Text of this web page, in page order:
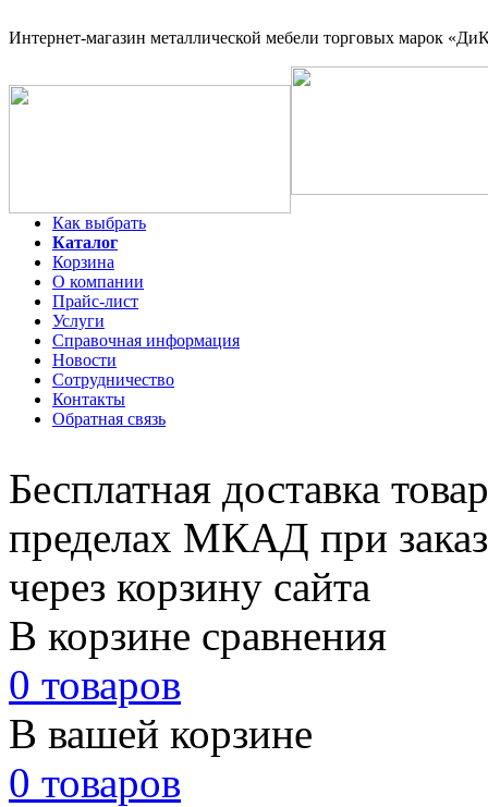
Интернет-магазин металлической мебели торговых марок
Как выбрать
Каталог
Корзина
О компании
Прайс-лист
Услуги
Справочная информация
Новости
Сотрудничество
Контакты
Обратная связь
Бесплатная доставка
пределах МКАД при
через корзину сайта
В корзине сравнения
0 товаров
В вашей корзине
0 товаров